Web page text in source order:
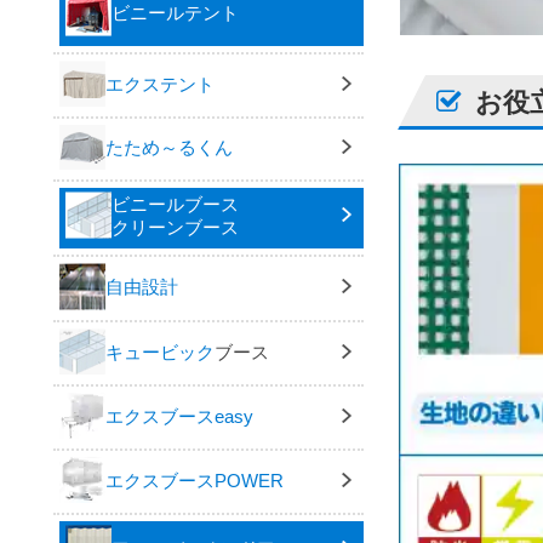
ビニールテント
エクステント
たため～るくん
ビニールブース
クリーンブース
自由設計
キュービックブース
エクスブースeasy
エクスブースPOWER
お役